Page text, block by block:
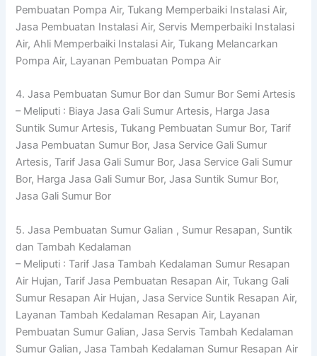
Pembuatan Pompa Air, Tukang Memperbaiki Instalasi Air,
Jasa Pembuatan Instalasi Air, Servis Memperbaiki Instalasi
Air, Ahli Memperbaiki Instalasi Air, Tukang Melancarkan
Pompa Air, Layanan Pembuatan Pompa Air
4. Jasa Pembuatan Sumur Bor dan Sumur Bor Semi Artesis
– Meliputi : Biaya Jasa Gali Sumur Artesis, Harga Jasa
Suntik Sumur Artesis, Tukang Pembuatan Sumur Bor, Tarif
Jasa Pembuatan Sumur Bor, Jasa Service Gali Sumur
Artesis, Tarif Jasa Gali Sumur Bor, Jasa Service Gali Sumur
Bor, Harga Jasa Gali Sumur Bor, Jasa Suntik Sumur Bor,
Jasa Gali Sumur Bor
5. Jasa Pembuatan Sumur Galian , Sumur Resapan, Suntik
dan Tambah Kedalaman
– Meliputi : Tarif Jasa Tambah Kedalaman Sumur Resapan
Air Hujan, Tarif Jasa Pembuatan Resapan Air, Tukang Gali
Sumur Resapan Air Hujan, Jasa Service Suntik Resapan Air,
Layanan Tambah Kedalaman Resapan Air, Layanan
Pembuatan Sumur Galian, Jasa Servis Tambah Kedalaman
Sumur Galian, Jasa Tambah Kedalaman Sumur Resapan Air